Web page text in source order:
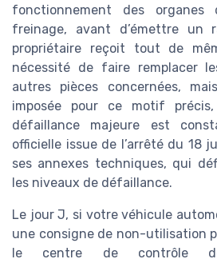
fonctionnement des
freinage, avant d’émettre un
propriétaire reçoit tout de
nécessité de faire remplacer
autres pièces concernées,
imposée pour ce motif
défaillance majeure est
officielle issue de l’arrêté du 18
ses annexes techniques, qui
les niveaux de défaillance.
Le jour J, si votre véhicule
une consigne de non-utilisation
le centre de contrôle